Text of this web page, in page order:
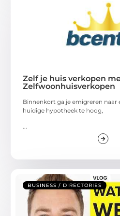
Zelf je huis verkopen
Zelfwoonhuisverkopen
Binnenkort ga je emigreren naar
huidige hypotheek te hoog,
BUSINESS / DIRECTORIES